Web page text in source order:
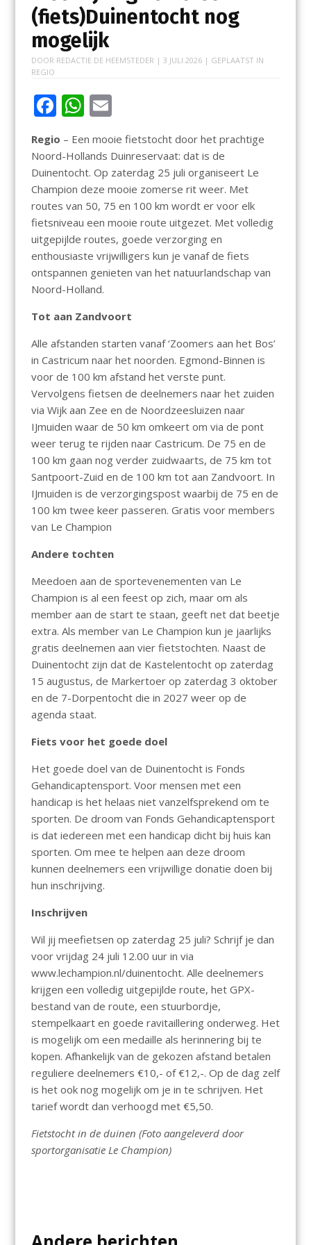
(fiets)Duinentocht nog
mogelijk
DOOR REDACTIE DE HEEMSTEDER | 3 JULI 2026| GEPLAATST IN
REGIO
F
e
b
o
o
k
W
at
s
A
p
p
E
m
ai
l
Regio – Een mooie fietstocht door het prachtige
Noord-Hollands Duinreservaat: dat is de
Duinentocht. Op zaterdag 25 juli organiseert Le
Champion deze mooie zomerse rit weer. Met
routes van 50, 75 en 100 km wordt er voor elk
fietsniveau een mooie route uitgezet. Met volledig
uitgepijlde routes, goede verzorging en
enthousiaste vrijwilligers kun je vanaf de fiets
ontspannen genieten van het natuurlandschap van
Noord-Holland.
Tot aan Zandvoort
Alle afstanden starten vanaf ‘Zoomers aan het Bos’
in Castricum naar het noorden. Egmond-Binnen is
voor de 100 km afstand het verste punt.
Vervolgens fietsen de deelnemers naar het zuiden
via Wijk aan Zee en de Noordzeesluizen naar
IJmuiden waar de 50 km omkeert om via de pont
weer terug te rijden naar Castricum. De 75 en de
100 km gaan nog verder zuidwaarts, de 75 km tot
Santpoort-Zuid en de 100 km tot aan Zandvoort. In
IJmuiden is de verzorgingspost waarbij de 75 en de
100 km twee keer passeren. Gratis voor members
van Le Champion
Andere tochten
Meedoen aan de sportevenementen van Le
Champion is al een feest op zich, maar om als
member aan de start te staan, geeft net dat beetje
extra. Als member van Le Champion kun je jaarlijks
gratis deelnemen aan vier fietstochten. Naast de
Duinentocht zijn dat de Kastelentocht op zaterdag
15 augustus, de Markertoer op zaterdag 3 oktober
en de 7-Dorpentocht die in 2027 weer op de
agenda staat.
Fiets voor het goede doel
Het goede doel van de Duinentocht is Fonds
Gehandicaptensport. Voor mensen met een
handicap is het helaas niet vanzelfsprekend om te
sporten. De droom van Fonds Gehandicaptensport
is dat iedereen met een handicap dicht bij huis kan
sporten. Om mee te helpen aan deze droom
kunnen deelnemers een vrijwillige donatie doen bij
hun inschrijving.
Inschrijven
Wil jij meefietsen op zaterdag 25 juli? Schrijf je dan
voor vrijdag 24 juli 12.00 uur in via
www.lechampion.nl/duinentocht. Alle deelnemers
krijgen een volledig uitgepijlde route, het GPX-
bestand van de route, een stuurbordje,
stempelkaart en goede ravitaillering onderweg. Het
is mogelijk om een medaille als herinnering bij te
kopen. Afhankelijk van de gekozen afstand betalen
reguliere deelnemers €10,- of €12,-. Op de dag zelf
is het ook nog mogelijk om je in te schrijven. Het
tarief wordt dan verhoogd met €5,50.
Fietstocht in de duinen (Foto aangeleverd door
sportorganisatie Le Champion)